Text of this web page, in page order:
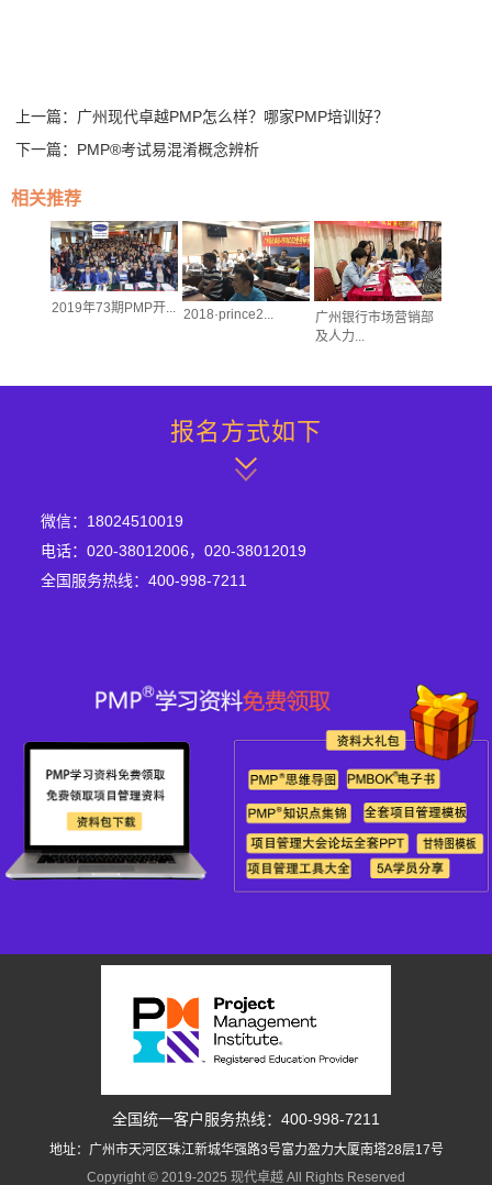
上一篇： 广州现代卓越PMP怎么样？哪家PMP培训好？
下一篇： PMP®考试易混淆概念辨析
相关推荐
2019年73期PMP开... 2018·prince2...
广州银行市场营销部
及人力...
报名方式如下
微信：18024510019
电话：020-38012006，020-38012019
全国服务热线：400-998-7211
全国统一客户服务热线：400-998-7211
地址：广州市天河区珠江新城华强路3号富力盈力大厦南塔28层17号
Copyright © 2019-2025 现代卓越 All Rights Reserved